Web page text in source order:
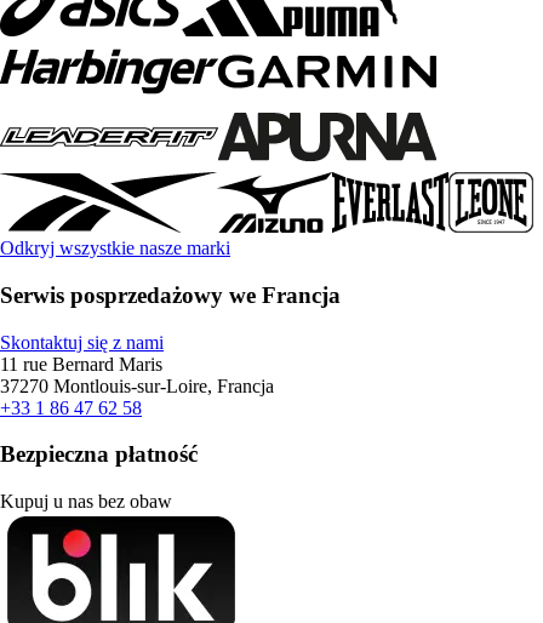
Odkryj wszystkie nasze marki
Serwis posprzedażowy we Francja
Skontaktuj się z nami
11 rue Bernard Maris
37270 Montlouis-sur-Loire, Francja
+33 1 86 47 62 58
Bezpieczna płatność
Kupuj u nas bez obaw